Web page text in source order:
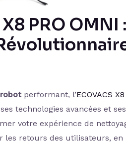
PRO OMNI :
performant, l’ECOVACS
technologies avancées et
votre expérience de
les retours des utilisateurs,